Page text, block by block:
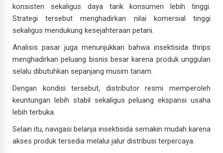
konsisten sekaligus daya tarik konsumen lebih tinggi.
Strategi tersebut menghadirkan nilai komersial tinggi
sekaligus mendukung kesejahteraan petani.
Analisis pasar juga menunjukkan bahwa insektisida thrips
menghadirkan peluang bisnis besar karena produk unggulan
selalu dibutuhkan sepanjang musim tanam.
Dengan kondisi tersebut, distributor resmi memperoleh
keuntungan lebih stabil sekaligus peluang ekspansi usaha
lebih terbuka.
Selain itu, navigasi belanja insektisida semakin mudah karena
akses produk tersedia melalui jalur distribusi terpercaya.